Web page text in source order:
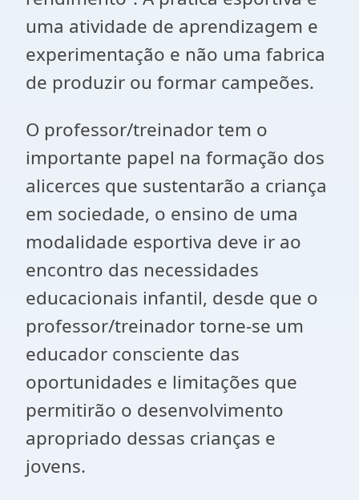
uma atividade de aprendizagem e
experimentação e não uma fabrica
de produzir ou formar campeões.
O professor/treinador tem o
importante papel na formação dos
alicerces que sustentarão a criança
em sociedade, o ensino de uma
modalidade esportiva deve ir ao
encontro das necessidades
educacionais infantil, desde que o
professor/treinador torne-se um
educador consciente das
oportunidades e limitações que
permitirão o desenvolvimento
apropriado dessas crianças e
jovens.